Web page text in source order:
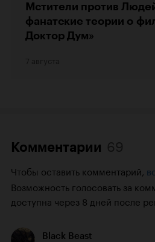
Мстители против
фанатские теории о
Доктор Дум»
Комментарии
Чтобы оставить комментарий,
Возможность голосовать за
доступна через 8 дней после
Black Beast